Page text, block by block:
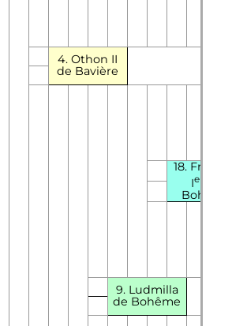
4.Othon II
de Bavière
18.
Ier
Bohême
9. Ludmilla
de Bohême